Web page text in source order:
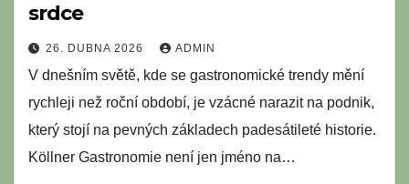
srdce
26. DUBNA 2026 ADMIN
V dnešním světě, kde se gastronomické trendy mění
rychleji než roční období, je vzácné narazit na podnik,
který stojí na pevných základech padesátileté historie.
Köllner Gastronomie není jen jméno na…